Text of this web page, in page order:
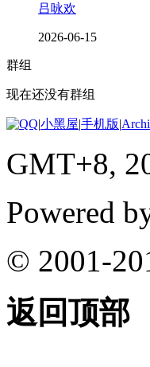
吕咏欢
2026-06-15
群组
现在还没有群组
|小黑屋|手机版|
GMT+8,
Powered
© 2001-
返回顶部